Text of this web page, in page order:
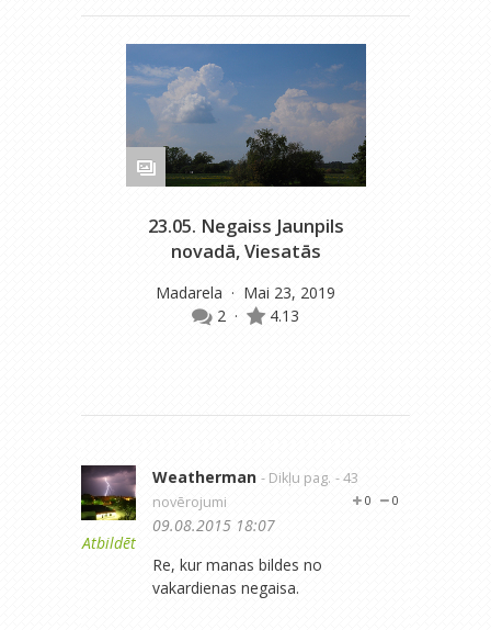
23.05. Negaiss Jaunpils
novadā, Viesatās
Madarela · Mai 23, 2019
2 · 4.13
Atbildēt
Weatherman - Dikļu pag. - 43
novērojumi
0
0
09.08.2015 18:07
Re, kur manas bildes no
vakardienas negaisa.